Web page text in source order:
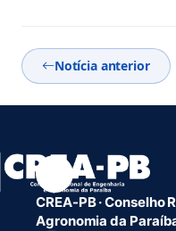
Notícia anterior
CREA-PB · Conselho
Agronomia da